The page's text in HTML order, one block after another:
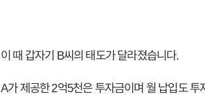
이 때 갑자기 B씨의 태도가 달라졌습니다.
A가 제공한 2억5천은 투자금이며 월 납입도